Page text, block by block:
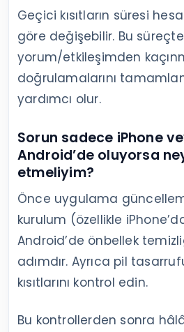
Geçici kısıtların süresi
göre değişebilir. Bu süreçte
yorum/etkileşimden
doğrulamalarını
yardımcı olur.
Sorun sadece iPhone
Android’de oluyorsa
etmeliyim?
Önce uygulama
kurulum (özellikle
Android’de önbellek
adımdır. Ayrıca pil
kısıtlarını kontrol edin.
Bu kontrollerden sonra